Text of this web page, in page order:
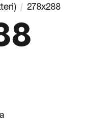
278x288
Suosituimmat